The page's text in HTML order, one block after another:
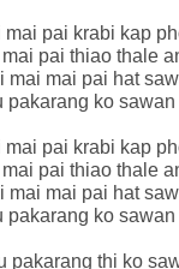
mai pai krabi kap
pai thiao thale
mai mai pai hat
pakarang ko
mai pai krabi kap
pai thiao thale
mai mai pai hat
pakarang ko
pakarang thi ko